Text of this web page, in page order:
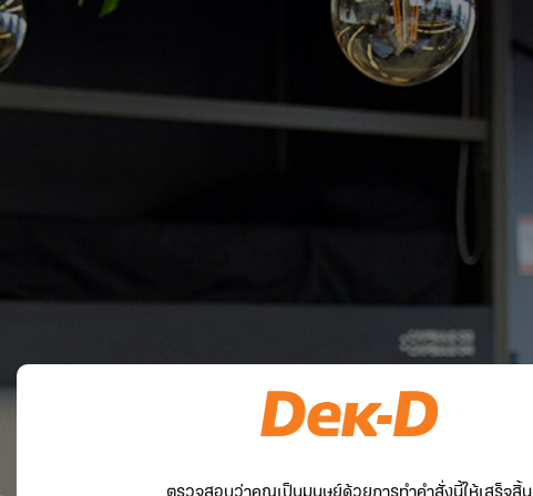
ตรวจสอบว่าคุณเป็นมนุษย์ด้วยการทำคำสั่งนี้ให้เสร็จสิ้น